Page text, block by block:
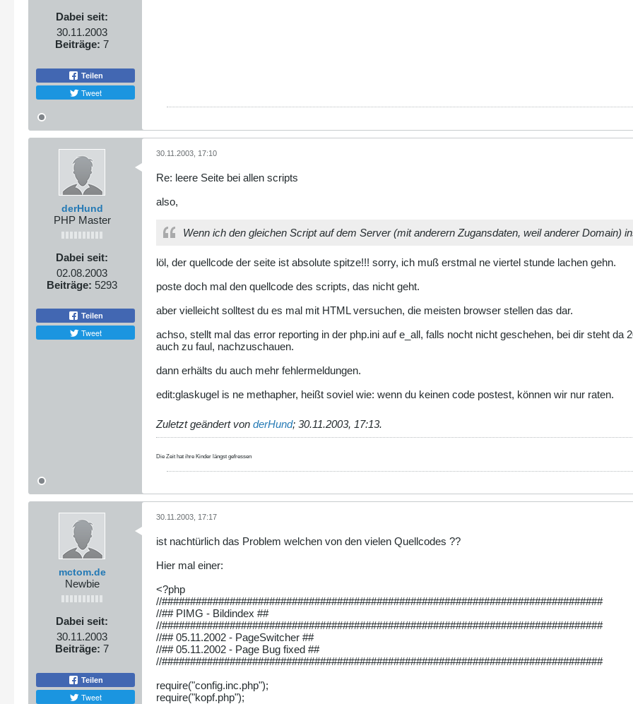
Dabei seit:
30.11.2003
Beiträge: 7
Teilen
Tweet
derHund
PHP Master
Dabei seit:
02.08.2003
Beiträge: 5293
Teilen
Tweet
30.11.2003, 17:10
Re: leere Seite bei allen scripts
also,
Wenn ich den gleichen Script auf dem Server (mit anderern Zugansdaten, weil anderer Domain)
löl, der quellcode der seite ist absolute spitze!!! sorry, ich muß erstmal ne viertel stunde lachen gehn.
poste doch mal den quellcode des scripts, das nicht geht.
aber vielleicht solltest du es mal mit HTML versuchen, die meisten browser stellen das dar.
achso, stellt mal das error reporting in der php.ini auf e_all, falls nocht nicht geschehen, bei dir steht da
auch zu faul, nachzuschauen.
dann erhälts du auch mehr fehlermeldungen.
edit:glaskugel is ne methapher, heißt soviel wie: wenn du keinen code postest, können wir nur raten.
Zuletzt geändert von derHund; 30.11.2003, 17:13.
Die Zeit hat ihre Kinder längst gefressen
mctom.de
Newbie
Dabei seit:
30.11.2003
Beiträge: 7
Teilen
Tweet
30.11.2003, 17:17
ist nachtürlich das Problem welchen von den vielen Quellcodes ??
Hier mal einer:
<?php
//##############################################################################
//## PIMG - Bildindex ##
//##############################################################################
//## 05.11.2002 - PageSwitcher ##
//## 05.11.2002 - Page Bug fixed ##
//##############################################################################
require("config.inc.php");
require("kopf.php");